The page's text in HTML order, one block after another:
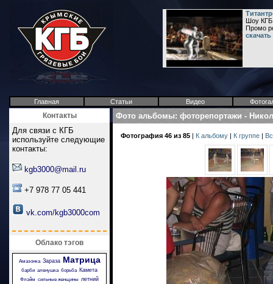
Шоу КГБ
Промо
Главная Статьи Видео
Контакты
Для связи с КГБ
используйте следующие
контакты:
kgb3000@mail.ru
+7 978 77 05 441
vk.com/kgb3000com
Облако тэгов
Амазонка Зараза Матрица
барби аленушка борьба Камета
Флэйм сильные женщины летний
Фото альбомы: фоторепортажи -
Фотография 46 из 85 | К альбому | К группе |